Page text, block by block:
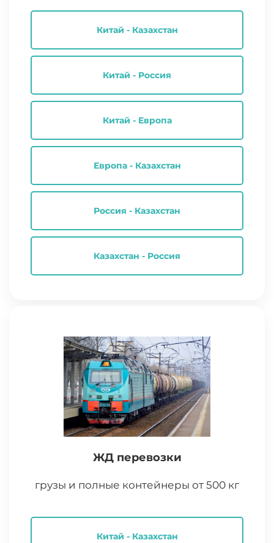
Китай - Казахстан
Китай - Россия
Китай - Европа
Европа - Казахстан
Россия - Казахстан
Казахстан - Россия
ЖД перевозки
грузы и полные контейнеры от 500 кг
Китай - Казахстан